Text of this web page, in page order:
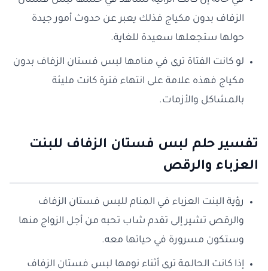
الزفاف بدون مكياج فذلك يعبر عن حدوث أمور جيدة
حولها ستجعلها سعيدة للغاية.
لو كانت الفتاة ترى في منامها لبس فستان الزفاف بدون
مكياج فهذه علامة على انتهاء فترة كانت مليئة
بالمشاكل والأزمات.
تفسير حلم لبس فستان الزفاف للبنت
العزباء والرقص
رؤية البنت العزباء في المنام للبس فستان الزفاف
والرقص تشير إلى تقدم شاب تحبه من أجل الزواج منها
وستكون مسرورة في حياتها معه.
إذا كانت الحالمة ترى أثناء نومها لبس فستان الزفاف